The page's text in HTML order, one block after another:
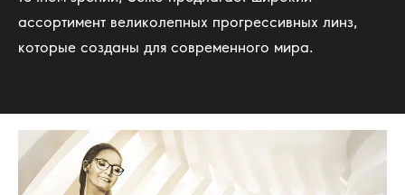
ассортимент великолепных прогрессивных линз,
которые созданы для современного мира.